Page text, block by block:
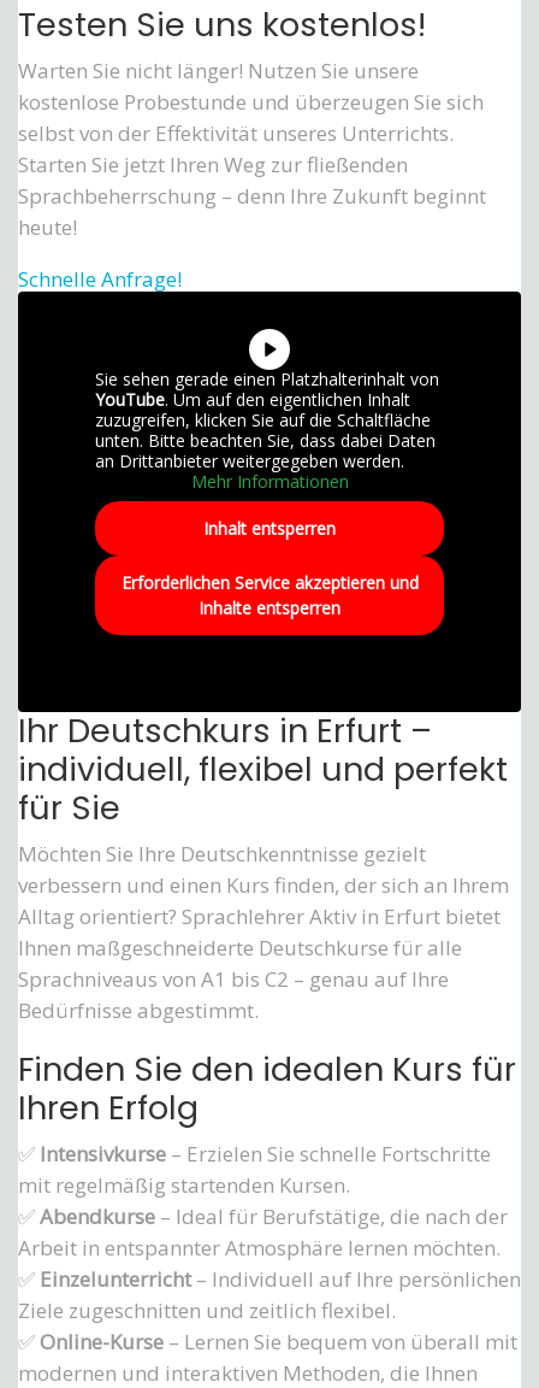
Testen Sie uns kostenlos!
Warten Sie nicht länger! Nutzen Sie unsere
kostenlose Probestunde und überzeugen Sie sich
selbst von der Effektivität unseres Unterrichts.
Starten Sie jetzt Ihren Weg zur fließenden
Sprachbeherrschung – denn Ihre Zukunft beginnt
heute!
Schnelle Anfrage!
Sie sehen gerade einen Platzhalterinhalt von
YouTube. Um auf den eigentlichen Inhalt
zuzugreifen, klicken Sie auf die Schaltfläche
unten. Bitte beachten Sie, dass dabei Daten
an Drittanbieter weitergegeben werden.
Mehr Informationen
Inhalt entsperren
Erforderlichen Service akzeptieren und
Inhalte entsperren
Ihr Deutschkurs in Erfurt –
individuell, flexibel und perfekt
für Sie
Möchten Sie Ihre Deutschkenntnisse gezielt
verbessern und einen Kurs finden, der sich an Ihrem
Alltag orientiert? Sprachlehrer Aktiv in Erfurt bietet
Ihnen maßgeschneiderte Deutschkurse für alle
Sprachniveaus von A1 bis C2 – genau auf Ihre
Bedürfnisse abgestimmt.
Finden Sie den idealen Kurs für
Ihren Erfolg
✅ Intensivkurse – Erzielen Sie schnelle Fortschritte
mit regelmäßig startenden Kursen.
✅Abendkurse – Ideal für Berufstätige, die nach der
Arbeit in entspannter Atmosphäre lernen möchten.
✅ Einzelunterricht– Individuell auf Ihre persönlichen
Ziele zugeschnitten und zeitlich flexibel.
✅Online-Kurse – Lernen Sie bequem von überall mit
modernen und interaktiven Methoden, die Ihnen